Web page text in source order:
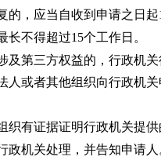
，应当自收到申请之日起
长不得超过15个工作日。
第三方权益的，行政机关
或者其他组织向行政机关
有证据证明行政机关提供
政机关处理，并告知申请人